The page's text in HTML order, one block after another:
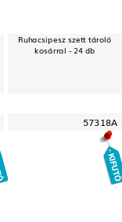
Ruhacsipesz szett tároló
kosárral - 24 db
57318A